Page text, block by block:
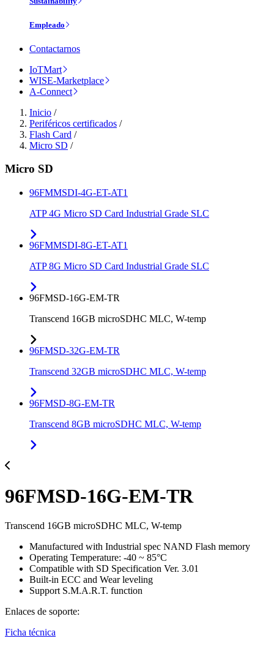
Empleado
Contactarnos
IoTMart
WISE-Marketplace
A-Connect
Inicio /
Periféricos certificados /
Flash Card /
Micro SD /
Micro SD
96FMMSDI-4G-ET-AT1
ATP 4G Micro SD Card Industrial Grade SLC
96FMMSDI-8G-ET-AT1
ATP 8G Micro SD Card Industrial Grade SLC
96FMSD-16G-EM-TR
Transcend 16GB microSDHC MLC, W-temp
96FMSD-32G-EM-TR
Transcend 32GB microSDHC MLC, W-temp
96FMSD-8G-EM-TR
Transcend 8GB microSDHC MLC, W-temp
96FMSD-16G-EM-TR
Transcend 16GB microSDHC MLC, W-temp
Manufactured with Industrial spec NAND Flash memory
Operating Temperature: -40 ~ 85°C
Compatible with SD Specification Ver. 3.01
Built-in ECC and Wear leveling
Support S.M.A.R.T. function
Enlaces de soporte:
Ficha técnica